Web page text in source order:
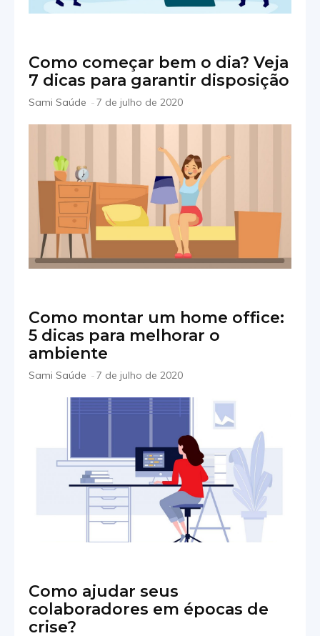
Como começar bem o dia? Veja
7 dicas para garantir disposição
Sami Saúde -7 de julho de 2020
Como montar um home office:
5 dicas para melhorar o
ambiente
Sami Saúde -7 de julho de 2020
Como ajudar seus
colaboradores em épocas de
crise?